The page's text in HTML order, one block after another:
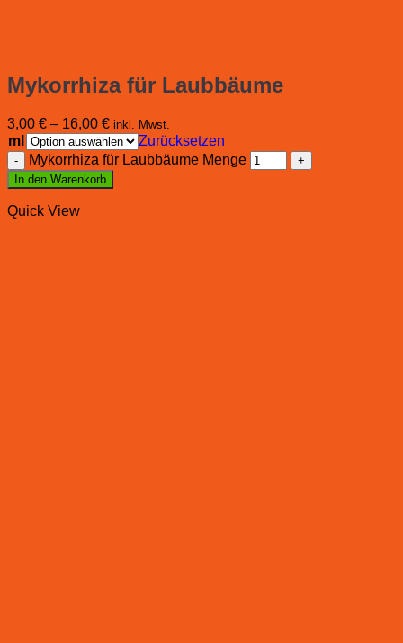
Mykorrhiza für Laubbäume
3,00 € – 16,00 € inkl. Mwst.
ml
Zurücksetzen
Mykorrhiza für Laubbäume Menge
In den Warenkorb
Quick View